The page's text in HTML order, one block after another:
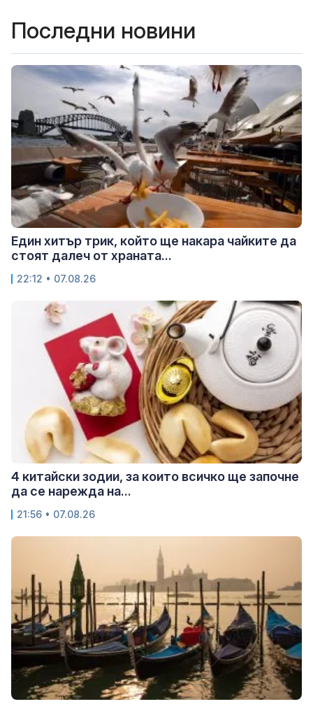
Последни новини
Един хитър трик, който ще накара чайките да
стоят далеч от храната...
22:12 • 07.08.26
4 китайски зодии, за които всичко ще започне
да се нарежда на...
21:56 • 07.08.26